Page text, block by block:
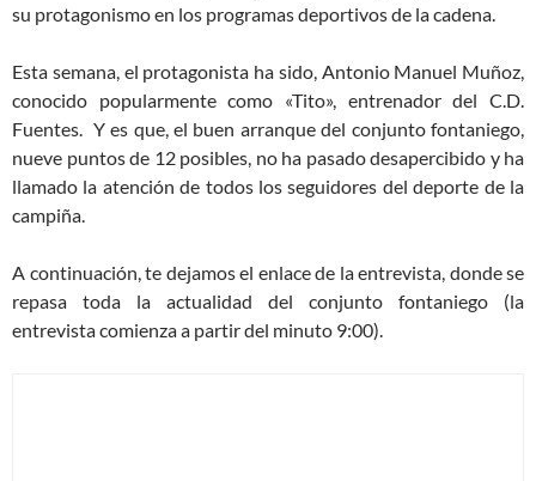
su protagonismo en los programas deportivos de la cadena.
Esta semana, el protagonista ha sido, Antonio Manuel Muñoz,
conocido popularmente como «Tito», entrenador del C.D.
Fuentes. Y es que, el buen arranque del conjunto fontaniego,
nueve puntos de 12 posibles, no ha pasado desapercibido y ha
llamado la atención de todos los seguidores del deporte de la
campiña.
A continuación, te dejamos el enlace de la entrevista, donde se
repasa toda la actualidad del conjunto fontaniego (la
entrevista comienza a partir del minuto 9:00).